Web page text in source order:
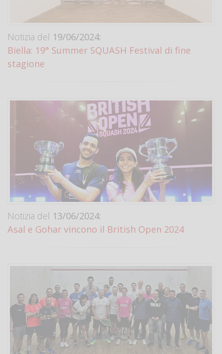
Notizia del 19/06/2024:
Biella: 19° Summer SQUASH Festival di fine
stagione
Notizia del 13/06/2024:
Asal e Gohar vincono il British Open 2024